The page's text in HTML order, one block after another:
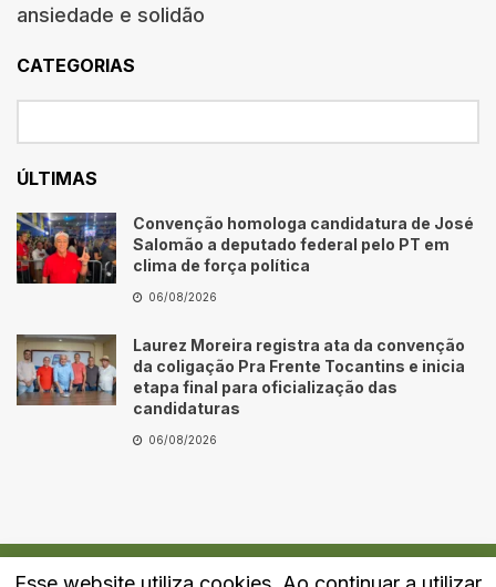
ansiedade e solidão
CATEGORIAS
ÚLTIMAS
Convenção homologa candidatura de José
Salomão a deputado federal pelo PT em
clima de força política
06/08/2026
Laurez Moreira registra ata da convenção
da coligação Pra Frente Tocantins e inicia
etapa final para oficialização das
candidaturas
06/08/2026